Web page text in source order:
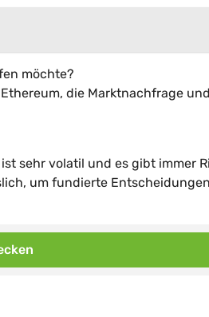
möchte?
die Marktnachfrage
sehr volatil und es gibt immer
um fundierte